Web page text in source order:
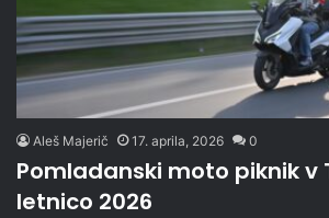
Aleš Majerič 17. aprila, 2026 0
Pomladanski moto piknik v
letnico 2026